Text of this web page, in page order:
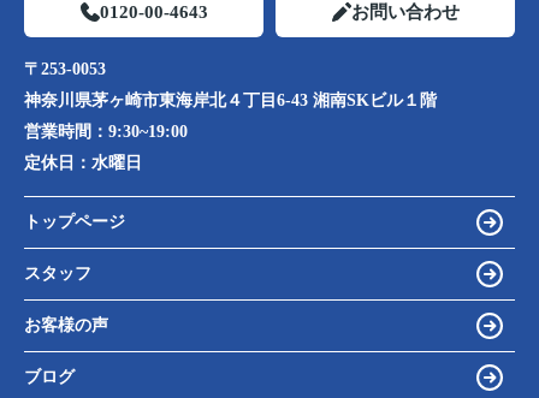
0120-00-4643 お問い合わせ
〒253-0053
神奈川県茅ヶ崎市東海岸北４丁目6-43 湘南SKビル１階
営業時間： 9:30~19:00
定休日： 水曜日
トップページ
スタッフ
お客様の声
ブログ